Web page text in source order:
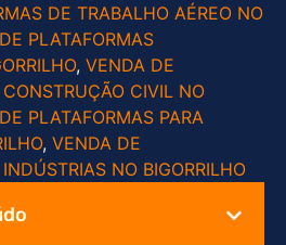
DE TRABALHO AÉREO NO
PLATAFORMAS
, VENDA DE
CIVIL NO
PLATAFORMAS PARA
, VENDA DE
NO BIGORRILHO